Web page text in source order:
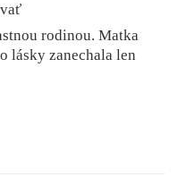
rodinou. Matka
lásky zanechala len